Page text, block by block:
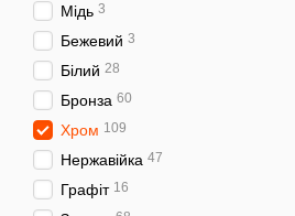
Мідь 3
Бежевий 3
Білий 28
Бронза 60
Хром 109
Нержавійка 47
Графіт 16